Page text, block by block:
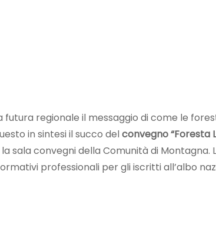
regionale il messaggio di come le
in sintesi il succo delconvegno “Foresta
sala convegni della Comunità di Montagna.
professionali per gli iscritti all’albo